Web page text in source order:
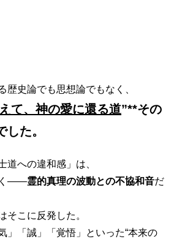
歴史論でも思想論でもなく、
て、神の愛に還る道”**その
た。
道への違和感」は、
く――霊的真理の波動との不協和音だ
そこに反発した。
」「誠」「覚悟」といった“本来の